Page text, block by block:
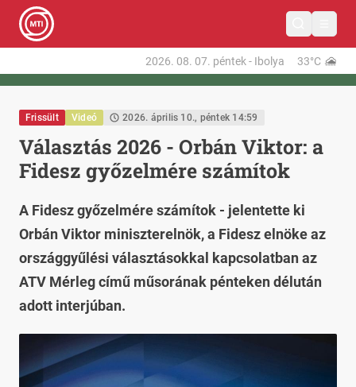
2026. 08. 07. péntek- Ibolya 33°C
Frissült Videó 2026. április 10., péntek 14:59
Választás 2026 - Orbán Viktor: a
Fidesz győzelmére számítok
A Fidesz győzelmére számítok - jelentette ki
Orbán Viktor miniszterelnök, a Fidesz elnöke az
országgyűlési választásokkal kapcsolatban az
ATV Mérleg című műsorának pénteken délután
adott interjúban.